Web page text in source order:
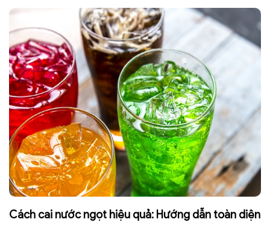
ngày có thể […]
Cách cai nước ngọt hiệu quả: Hướng dẫn toàn diện